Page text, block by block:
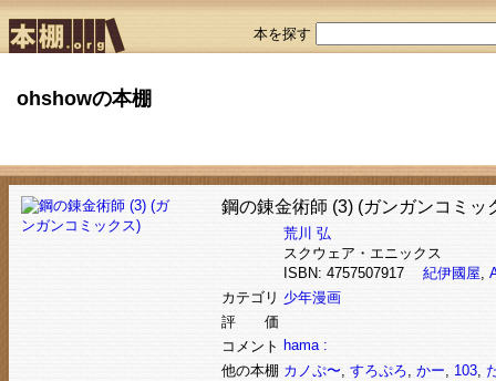
本を探す
ohshowの本棚
鋼の錬金術師 (3) (ガンガンコミッ
荒川 弘
スクウェア・エニックス
ISBN: 4757507917 紀伊國屋,
カテゴリ 少年漫画
評 価
コメント hama :
他の本棚 カノぷ〜, すろぷろ, かー, 103,